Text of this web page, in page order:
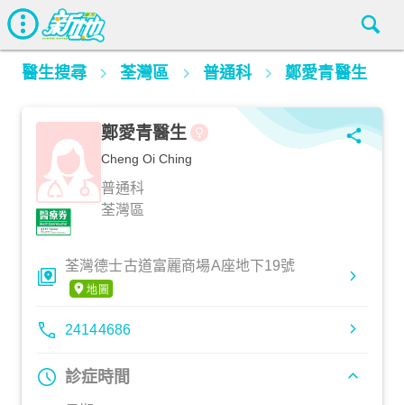
醫生搜尋 荃灣區 普通科 鄭愛青醫生
鄭愛青醫生
Cheng Oi Ching
普通科
荃灣區
荃灣德士古道富麗商場A座地下19號
24144686
診症時間